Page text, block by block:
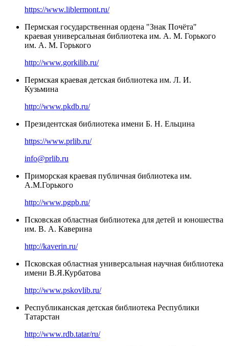
https://www.liblermont.ru/
Пермская государственная ордена "Знак Почёта"
краевая универсальная библиотека им. А. М. Горького
им. А. М. Горького
http://www.gorkilib.ru/
Пермская краевая детская библиотека им. Л. И.
Кузьмина
http://www.pkdb.ru/
Президентская библиотека имени Б. Н. Ельцина
https://www.prlib.ru/
info@prlib.ru
Приморская краевая публичная библиотека им.
А.М.Горького
http://www.pgpb.ru/
Псковская областная библиотека для детей и юношества
им. В. А. Каверина
http://kaverin.ru/
Псковская областная универсальная научная библиотека
имени В.Я.Курбатова
http://www.pskovlib.ru/
Республиканская детская библиотека Республики
Татарстан
http://www.rdb.tatar/ru/